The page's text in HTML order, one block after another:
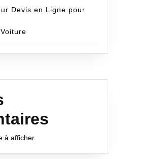
Devis en Ligne pour
à afficher.